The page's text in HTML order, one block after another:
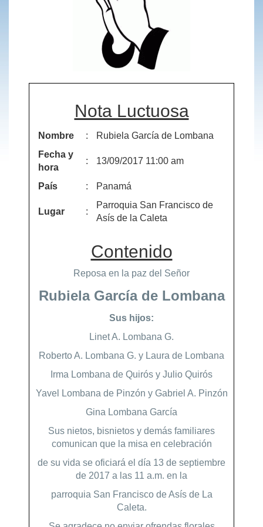
Nota Luctuosa
Nombre :
Rubiela García de Lombana
Fecha y
hora
: 13/09/2017 11:00 am
País : Panamá
Lugar :
Parroquia San Francisco de
Asís de la Caleta
Contenido
Reposa en la paz del Señor
Rubiela García de Lombana
Sus hijos:
Linet A. Lombana G.
Roberto A. Lombana G. y Laura de Lombana
Irma Lombana de Quirós y Julio Quirós
Yavel Lombana de Pinzón y Gabriel A. Pinzón
Gina Lombana García
Sus nietos, bisnietos y demás familiares
comunican que la misa en celebración
de su vida se oficiará el día 13 de septiembre
de 2017 a las 11 a.m. en la
parroquia San Francisco de Asís de La
Caleta.